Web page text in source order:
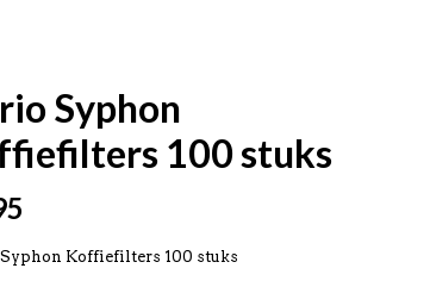
Syphon
100 stuks
Koffiefilters 100 stuks